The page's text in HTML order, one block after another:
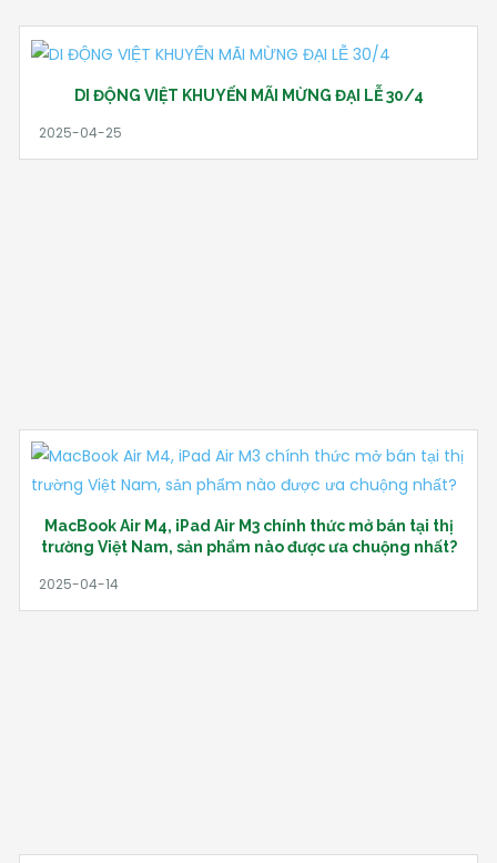
DI ĐỘNG VIỆT KHUYẾN MÃI MỪNG ĐẠI LỄ 30/4
MacBook Air M4, iPad Air M3 chính thức mở bán tại thị
trường Việt Nam, sản phẩm nào được ưa chuộng nhất?